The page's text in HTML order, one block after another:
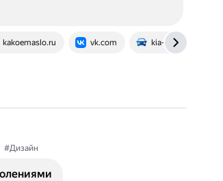
kakoemaslo.ru vk.com kia-sorento-forum.ru
#Дизайн